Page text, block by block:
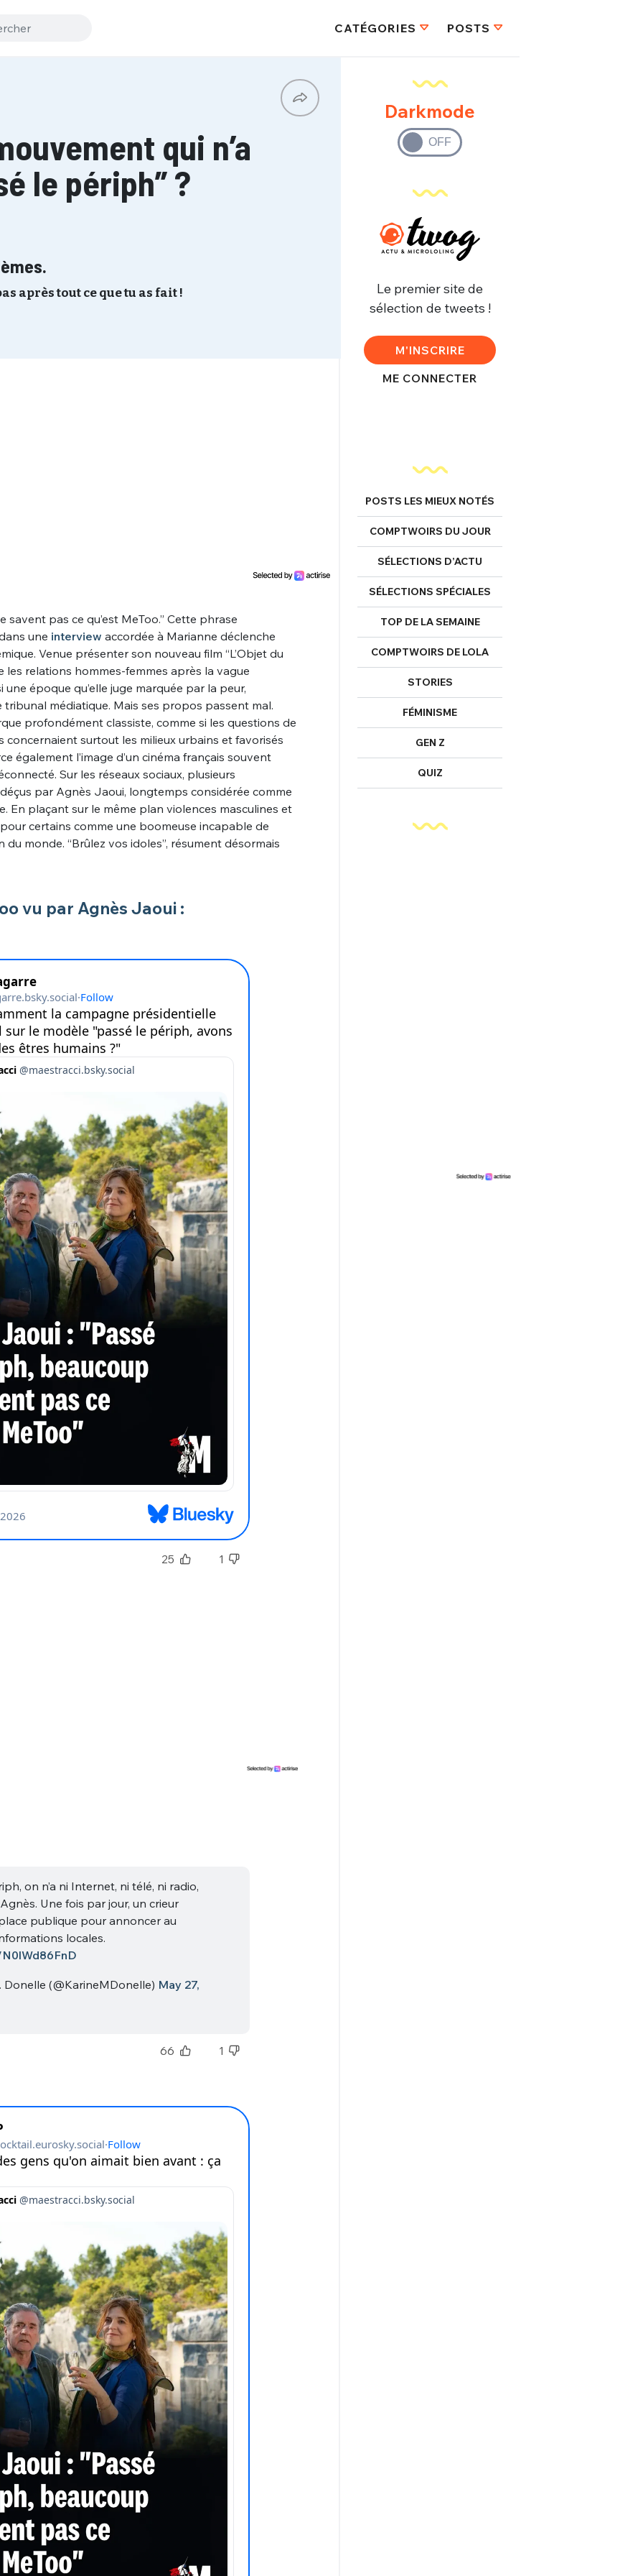
CATÉGORIES POSTS
qui n’a
le périph” ?
après tout ce que tu as fait !
savent pas ce qu’est MeToo.” Cette phrase
une interview accordée à Marianne déclenche
Venue présenter son nouveau film “L’Objet du
les relations hommes-femmes après la vague
une époque qu’elle juge marquée par la peur,
tribunal médiatique. Mais ses propos passent mal.
profondément classiste, comme si les questions de
concernaient surtout les milieux urbains et favorisés
également l’image d’un cinéma français souvent
Sur les réseaux sociaux, plusieurs
par Agnès Jaoui, longtemps considérée comme
En plaçant sur le même plan violences masculines et
certains comme une boomeuse incapable de
monde. “Brûlez vos idoles”, résument désormais
vu par Agnès Jaoui :
25 1
on n’a ni Internet, ni télé, ni radio,
Une fois par jour, un crieur
publique pour annoncer au
locales.
(@KarineMDonelle) May 27,
66 1
Darkmode
Le premier site de
sélection de tweets !
M'INSCRIRE
ME CONNECTER
POSTS LES MIEUX NOTÉS
COMPTWOIRS DU JOUR
SÉLECTIONS D’ACTU
SÉLECTIONS SPÉCIALES
TOP DE LA SEMAINE
COMPTWOIRS DE LOLA
STORIES
FÉMINISME
GEN Z
QUIZ
!
PSEUDO
MOT DE PASSE
vous proposer ?